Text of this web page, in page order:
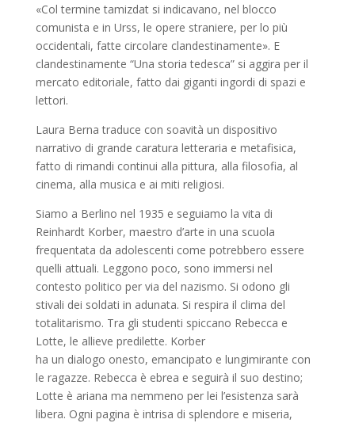
«Col termine tamizdat si indicavano, nel blocco
comunista e in Urss, le opere straniere, per lo più
occidentali, fatte circolare clandestinamente». E
clandestinamente “Una storia tedesca” si aggira per il
mercato editoriale, fatto dai giganti ingordi di spazi e
lettori.
Laura Berna traduce con soavità un dispositivo
narrativo di grande caratura letteraria e metafisica,
fatto di rimandi continui alla pittura, alla filosofia, al
cinema, alla musica e ai miti religiosi.
Siamo a Berlino nel 1935 e seguiamo la vita di
Reinhardt Korber, maestro d’arte in una scuola
frequentata da adolescenti come potrebbero essere
quelli attuali. Leggono poco, sono immersi nel
contesto politico per via del nazismo. Si odono gli
stivali dei soldati in adunata. Si respira il clima del
totalitarismo. Tra gli studenti spiccano Rebecca e
Lotte, le allieve predilette. Korber
ha un dialogo onesto, emancipato e lungimirante con
le ragazze. Rebecca è ebrea e seguirà il suo destino;
Lotte è ariana ma nemmeno per lei l’esistenza sarà
libera. Ogni pagina è intrisa di splendore e miseria,